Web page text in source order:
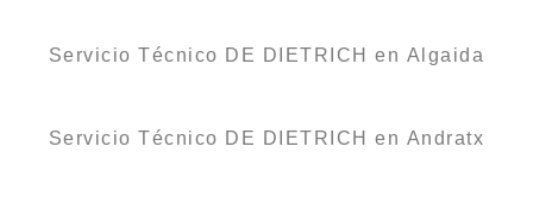
Servicio Técnico DE DIETRICH en Algaida
Servicio Técnico DE DIETRICH en Andratx